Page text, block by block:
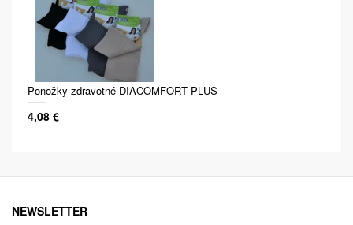
Ponožky zdravotné DIACOMFORT PLUS
4,08 €
NEWSLETTER